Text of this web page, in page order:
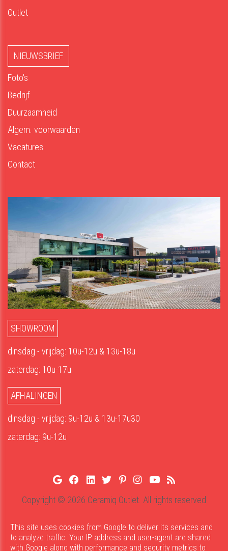
Outlet
NIEUWSBRIEF
Foto's
Bedrijf
Duurzaamheid
Algem. voorwaarden
Vacatures
Contact
SHOWROOM
dinsdag - vrijdag: 10u-12u & 13u-18u
zaterdag: 10u-17u
AFHALINGEN
dinsdag - vrijdag: 9u-12u & 13u-17u30
zaterdag: 9u-12u
Copyright © 2026 Ceramiq Outlet. All rights reserved
This site uses cookies from Google to deliver its services and
to analyze traffic. Your IP address and user-agent are shared
with Google along with performance and security metrics to